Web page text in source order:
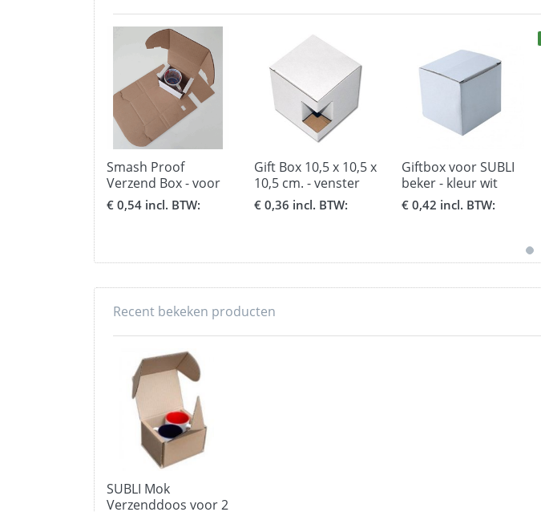
Smash Proof
Verzend Box - voor
1 beker beker
€ 0,54 incl. BTW:
Gift Box 10,5 x 10,5 x
10,5 cm. - venster
voor bekers
€ 0,36 incl. BTW:
Giftbox voor SUBLI
beker - kleur wit
€ 0,42 incl. BTW:
Recent bekeken producten
SUBLI Mok
Verzenddoos voor 2